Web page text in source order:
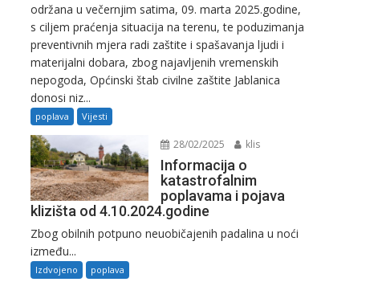
održana u večernjim satima, 09. marta 2025.godine,
s ciljem praćenja situacija na terenu, te poduzimanja
preventivnih mjera radi zaštite i spašavanja ljudi i
materijalni dobara, zbog najavljenih vremenskih
nepogoda, Općinski štab civilne zaštite Jablanica
donosi niz...
poplava Vijesti
28/02/2025 klis
Informacija o
katastrofalnim
poplavama i pojava
klizišta od 4.10.2024.godine
Zbog obilnih potpuno neuobičajenih padalina u noći
između...
Izdvojeno poplava